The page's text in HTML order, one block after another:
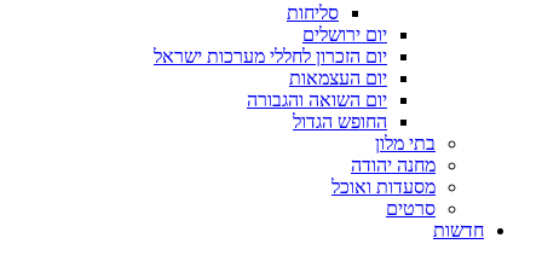
סליחות
יום ירושלים
יום הזכרון לחללי מערכות ישראל
יום העצמאות
יום השואה והגבורה
החופש הגדול
בתי מלון
מחנה יהודה
מסעדות ואוכל
סרטים
חדשות